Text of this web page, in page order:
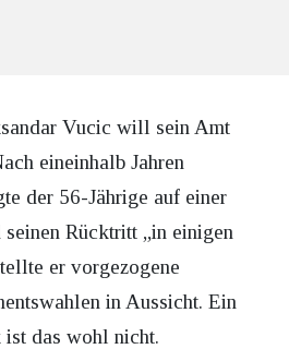
Vucic will sein Amt
eineinhalb Jahren
der 56-Jährige auf einer
Rücktritt „in einigen
er vorgezogene
in Aussicht. Ein
das wohl nicht.